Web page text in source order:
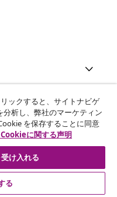
ックすると、サイトナビゲ
析し、弊社のマーケティン
を保存することに同意
に関する声明
け入れる
る